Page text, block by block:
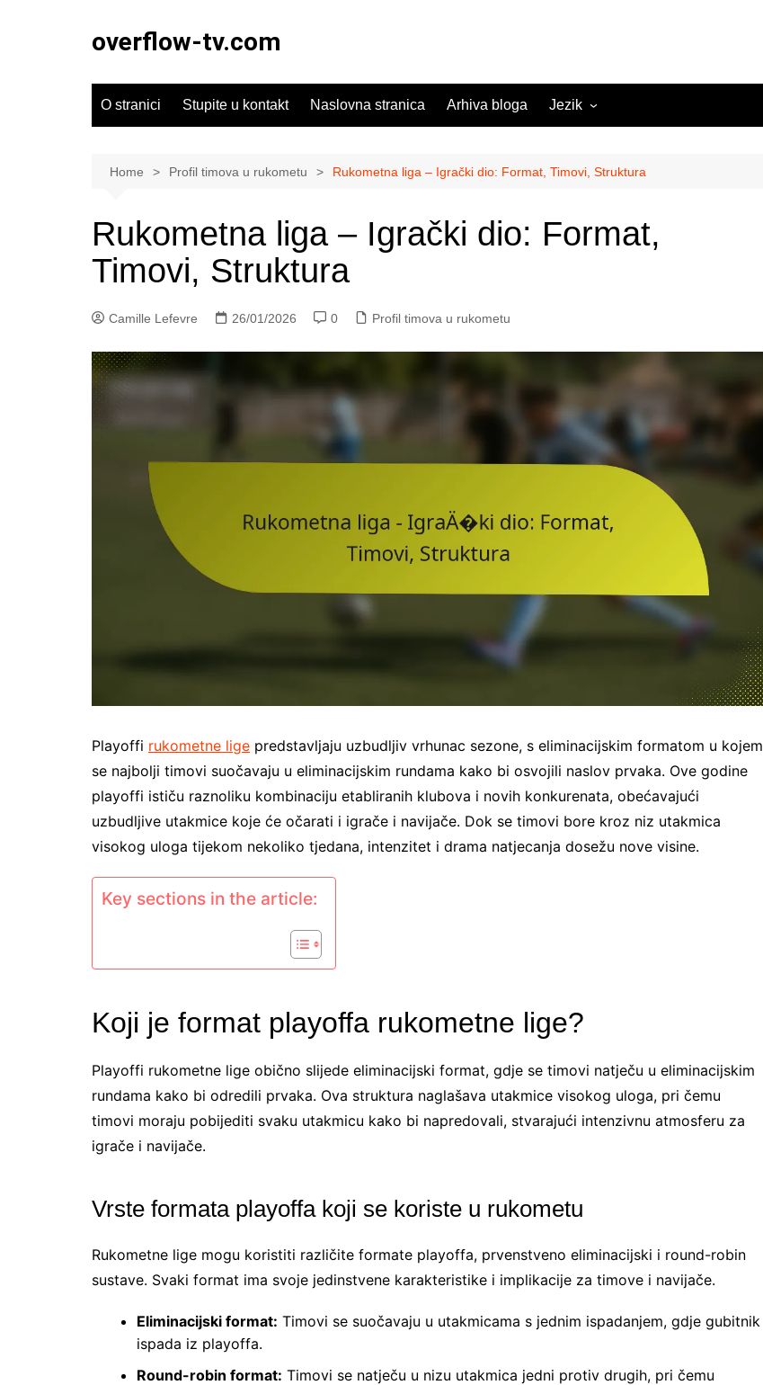
overflow-tv.com
O stranici Stupite u kontakt Naslovna stranica Arhiva bloga Jezik
English (GB)
Spanish (ES)
German (AT)
Italian (IT)
Japanese (JP)
Polish (PL)
Swedish (SE)
Portuguese (PT)
Bulgarian (BG)
Latvian (LV)
Croatian (HR)
French (BE)
Home Profil timova u rukometu Rukometna liga – Igrački dio: Format, Timovi, Struktura
Rukometna liga – Igrački dio: Format,
Timovi, Struktura
Camille Lefevre 26/01/2026 0 Profil timova u rukometu
Playoffi rukometne lige predstavljaju uzbudljiv vrhunac sezone, s eliminacijskim formatom u kojem
se najbolji timovi suočavaju u eliminacijskim rundama kako bi osvojili naslov prvaka. Ove godine
playoffi ističu raznoliku kombinaciju etabliranih klubova i novih konkurenata, obećavajući
uzbudljive utakmice koje će očarati i igrače i navijače. Dok se timovi bore kroz niz utakmica
visokog uloga tijekom nekoliko tjedana, intenzitet i drama natjecanja dosežu nove visine.
Key sections in the article:
Koji je format playoffa rukometne lige?
Playoffi rukometne lige obično slijede eliminacijski format, gdje se timovi natječu u eliminacijskim
rundama kako bi odredili prvaka. Ova struktura naglašava utakmice visokog uloga, pri čemu
timovi moraju pobijediti svaku utakmicu kako bi napredovali, stvarajući intenzivnu atmosferu za
igrače i navijače.
Vrste formata playoffa koji se koriste u rukometu
Rukometne lige mogu koristiti različite formate playoffa, prvenstveno eliminacijski i round-robin
sustave. Svaki format ima svoje jedinstvene karakteristike i implikacije za timove i navijače.
Eliminacijski format: Timovi se suočavaju u utakmicama s jednim ispadanjem, gdje gubitnik
ispada iz playoffa.
Round-robin format: Timovi se natječu u nizu utakmica jedni protiv drugih, pri čemu